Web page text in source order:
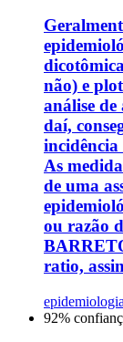
não) e
análise
daí,
incidência
As
de uma
ou razão
ratio,
epidemiologia
92%